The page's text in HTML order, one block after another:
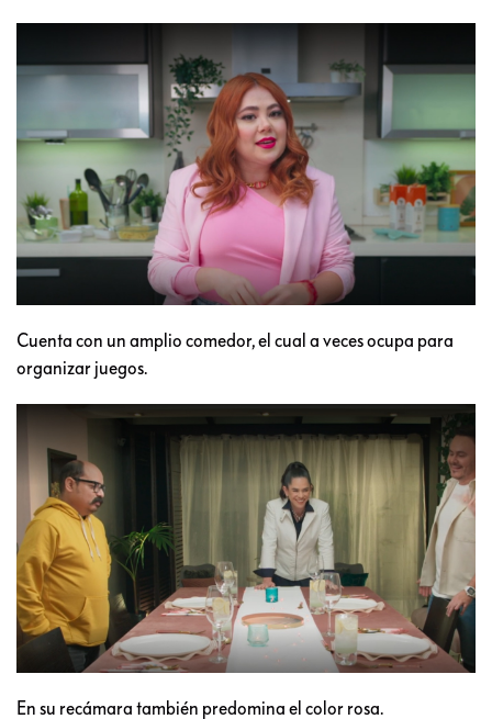
Cuenta con un amplio comedor, el cual a veces ocupa para
organizar juegos.
En su recámara también predomina el color rosa.